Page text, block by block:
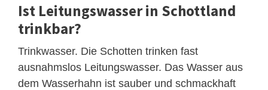
Ist Leitungswasser in Schottland
trinkbar?
Trinkwasser. Die Schotten trinken fast
ausnahmslos Leitungswasser. Das Wasser aus
dem Wasserhahn ist sauber und schmackhaft